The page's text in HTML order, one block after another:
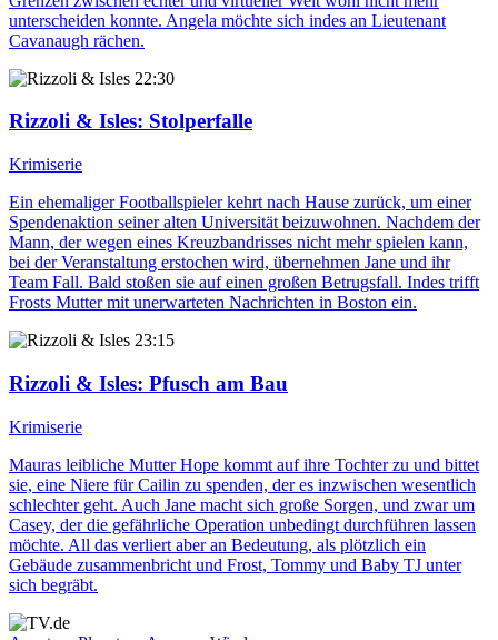
unterscheiden konnte. Angela möchte sich indes an Lieutenant
Cavanaugh rächen.
22:30
Rizzoli & Isles: Stolperfalle
Krimiserie
Ein ehemaliger Footballspieler kehrt nach Hause zurück, um einer
Spendenaktion seiner alten Universität beizuwohnen. Nachdem der
Mann, der wegen eines Kreuzbandrisses nicht mehr spielen kann,
bei der Veranstaltung erstochen wird, übernehmen Jane und ihr
Team Fall. Bald stoßen sie auf einen großen Betrugsfall. Indes trifft
Frosts Mutter mit unerwarteten Nachrichten in Boston ein.
23:15
Rizzoli & Isles: Pfusch am Bau
Krimiserie
Mauras leibliche Mutter Hope kommt auf ihre Tochter zu und bittet
sie, eine Niere für Cailin zu spenden, der es inzwischen wesentlich
schlechter geht. Auch Jane macht sich große Sorgen, und zwar um
Casey, der die gefährliche Operation unbedingt durchführen lassen
möchte. All das verliert aber an Bedeutung, als plötzlich ein
Gebäude zusammenbricht und Frost, Tommy und Baby TJ unter
sich begräbt.